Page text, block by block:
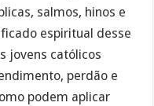
salmos, hinos e
espiritual desse
jovens católicos
perdão e
podem aplicar